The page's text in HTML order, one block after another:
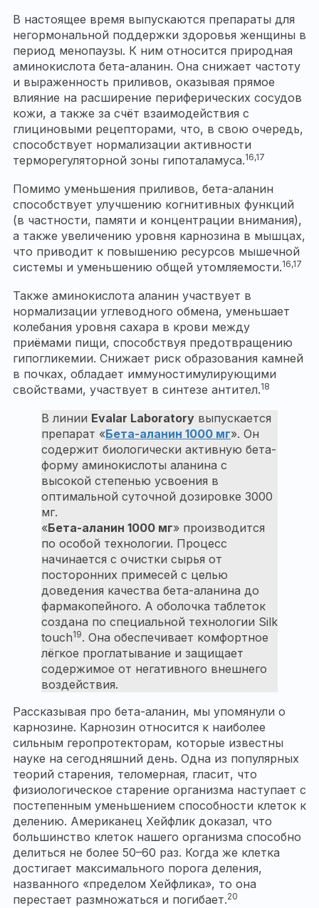
В настоящее время выпускаются препараты для
негормональной поддержки здоровья женщины в
период менопаузы. К ним относится природная
аминокислота бета-аланин. Она снижает частоту
и выраженность приливов, оказывая прямое
влияние на расширение периферических сосудов
кожи, а также за счёт взаимодействия с
глициновыми рецепторами, что, в свою очередь,
способствует нормализации активности
терморегуляторной зоны гипоталамуса.16,17
Помимо уменьшения приливов, бета-аланин
способствует улучшению когнитивных функций
(в частности, памяти и концентрации внимания),
а также увеличению уровня карнозина в мышцах,
что приводит к повышению ресурсов мышечной
системы и уменьшению общей утомляемости.16,17
Также аминокислота аланин участвует в
нормализации углеводного обмена, уменьшает
колебания уровня сахара в крови между
приёмами пищи, способствуя предотвращению
гипогликемии. Снижает риск образования камней
в почках, обладает иммуностимулирующими
свойствами, участвует в синтезе антител.18
В линии Evalar Laboratory выпускается
препарат «Бета-аланин 1000 мг». Он
содержит биологически активную бета-
форму аминокислоты аланина с
высокой степенью усвоения в
оптимальной суточной дозировке 3000
мг.
«Бета-аланин 1000 мг» производится
по особой технологии. Процесс
начинается с очистки сырья от
посторонних примесей с целью
доведения качества бета-аланина до
фармакопейного. А оболочка таблеток
создана по специальной технологии Silk
touch19. Она обеспечивает комфортное
лёгкое проглатывание и защищает
содержимое от негативного внешнего
воздействия.
Рассказывая про бета-аланин, мы упомянули о
карнозине. Карнозин относится к наиболее
сильным геропротекторам, которые известны
науке на сегодняшний день. Одна из популярных
теорий старения, теломерная, гласит, что
физиологическое старение организма наступает с
постепенным уменьшением способности клеток к
делению. Американец Хейфлик доказал, что
большинство клеток нашего организма способно
делиться не более 50–60 раз. Когда же клетка
достигает максимального порога деления,
названного «пределом Хейфлика», то она
перестает размножаться и погибает.20